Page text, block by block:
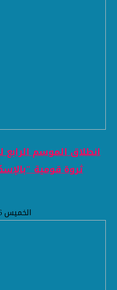
انطلاق الموسم
ثروة قومية
الخميس 06 أغسطس 2026 02:42 مساءً